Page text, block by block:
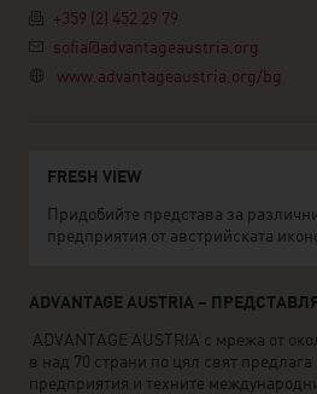
+359 (2) 452 29 79
sofia@advantageaustria.org
www.advantageaustria.org/bg
FRESH VIEW
Придобийте представа за
предприятия от австрийската
ADVANTAGE AUSTRIA –
ADVANTAGE AUSTRIA с мрежа от
в над 70 страни по цял свят предлага
предприятия и техните